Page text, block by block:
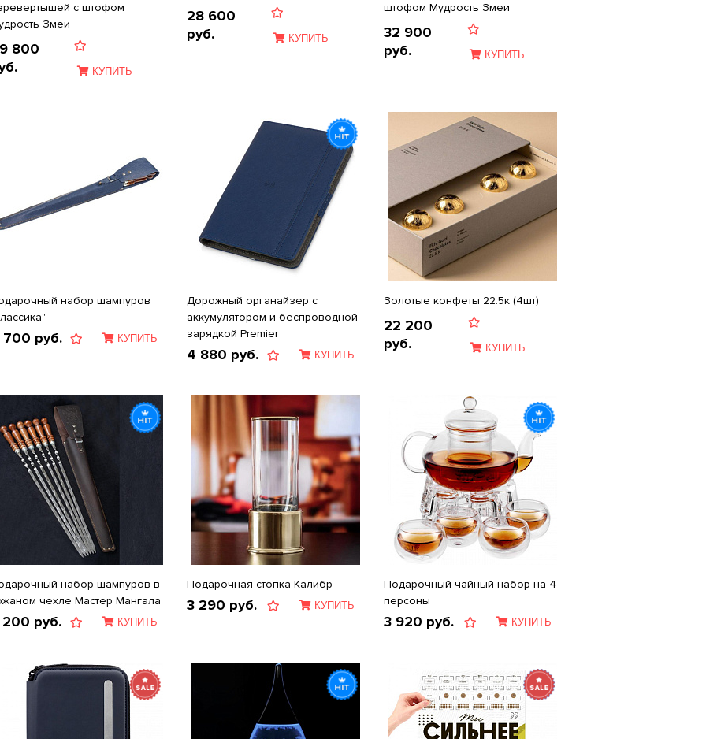
c штофом
Змеи
800
КУПИТЬ
28 600
руб.
КУПИТЬ
штофом Мудрость Змеи
32 900
руб.
КУПИТЬ
набор шампуров
700 руб. КУПИТЬ
Дорожный органайзер с
аккумулятором и беспроводной
зарядкой Premier
4 880 руб. КУПИТЬ
Золотые конфеты 22.5к (4шт)
22 200
руб.
КУПИТЬ
набор шампуров в
чехле Мастер Мангала
руб. КУПИТЬ
Подарочная стопка Калибр
3 290 руб. КУПИТЬ
Подарочный чайный набор на 4
персоны
3 920 руб. КУПИТЬ